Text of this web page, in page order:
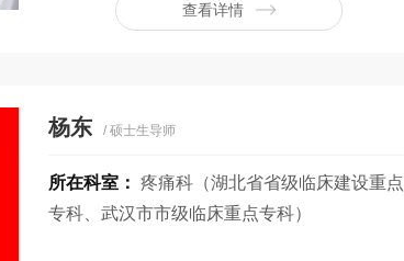
查看详情
杨东 / 硕士生导师
所在科室：疼痛科（湖北省省级临床建设重点
专科、武汉市市级临床重点专科）